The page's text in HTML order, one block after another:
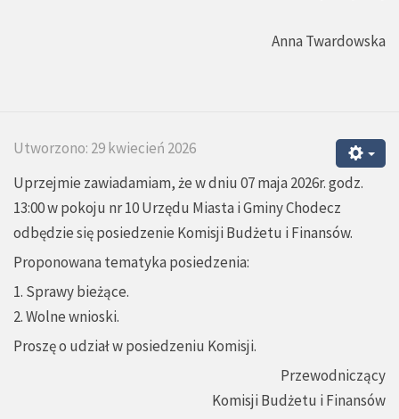
Anna Twardowska
Utworzono: 29 kwiecień 2026
Uprzejmie zawiadamiam, że w dniu 07 maja 2026r. godz.
13:00 w pokoju nr 10 Urzędu Miasta i Gminy Chodecz
odbędzie się posiedzenie Komisji Budżetu i Finansów.
Proponowana tematyka posiedzenia:
1. Sprawy bieżące.
2. Wolne wnioski.
Proszę o udział w posiedzeniu Komisji.
Przewodniczący
Komisji Budżetu i Finansów